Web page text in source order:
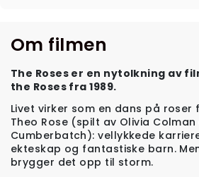
Om filmen
The Roses er en nytolkning av
the Roses fra 1989.
Livet virker som en dans på
Theo Rose (spilt av Olivia
Cumberbatch): vellykkede
ekteskap og fantastiske barn.
brygger det opp til storm.